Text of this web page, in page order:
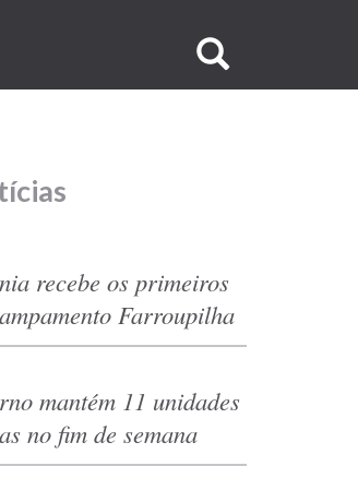
no
recebe os primeiros
Farroupilha
mantém 11 unidades
no fim de semana